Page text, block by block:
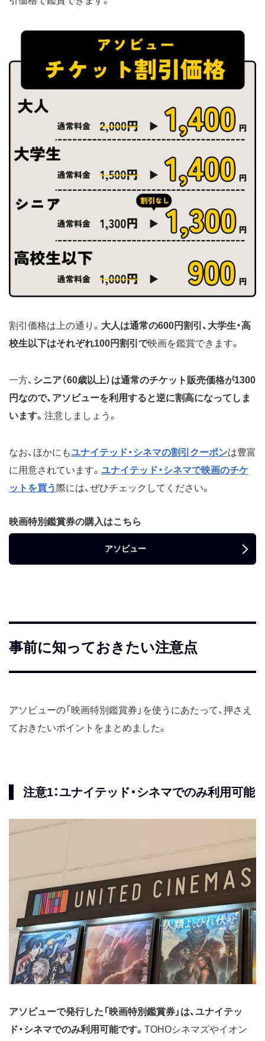
割引価格は上の通り。 大人は通常の600円割引、大学生・高
校生以下はそれぞれ100円割引で映画を鑑賞できます。
一方、 シニア（60歳以上）は通常のチケット販売価格が1300
円なので、アソビューを利用すると逆に割高になってしま
います。 注意しましょう。
なお、ほかにもユナイテッド・シネマの割引クーポンは豊富
に用意されています。 ユナイテッド・シネマで映画のチケ
ットを買う 際には、ぜひチェックしてください。
映画特別鑑賞券の購入はこちら
アソビュー
事前に知っておきたい注意点
アソビューの「映画特別鑑賞券」を使うにあたって、押さえ
ておきたいポイントをまとめました。
注意1：ユナイテッド・シネマでのみ利用可能
アソビューで発行した「映画特別鑑賞券」は、ユナイテッ
ド・シネマでのみ利用可能です。 TOHOシネマズやイオン